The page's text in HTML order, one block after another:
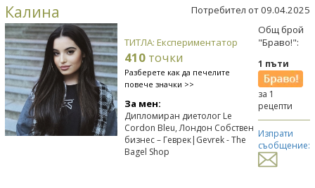
Калина Потребител от 09.04.2025
ТИТЛА: Експериментатор
410 точки
Разберете как да печелите
повече значки >>
За мен:
Дипломиран диетолог Le
Cordon Bleu, Лондон Собствен
бизнес – Геврек|Gevrek - The
Bagel Shop
Общ брой
"Браво!":
1 пъти
за 1
рецепти
Изпрати
съобщение: